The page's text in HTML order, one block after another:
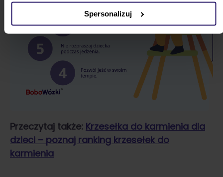
Spersonalizuj
Przeczytaj także: Krzesełka do karmienia dla
dzieci – poznaj ranking krzesełek do
karmienia